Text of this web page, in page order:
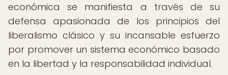
económica se manifiesta a través de su
defensa apasionada de los principios del
liberalismo clásico y su incansable esfuerzo
por promover un sistema económico basado
en la libertad y la responsabilidad individual.